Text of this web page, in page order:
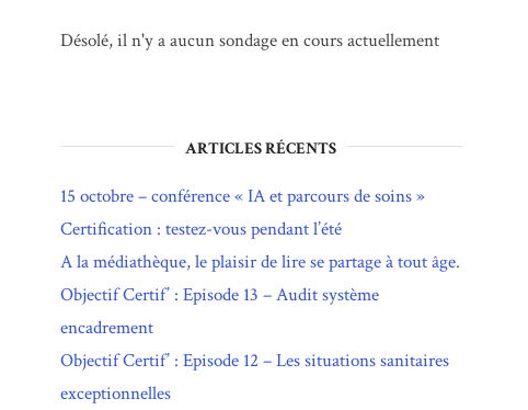
Désolé, il n'y a aucun sondage en cours actuellement
ARTICLES RÉCENTS
15 octobre – conférence « IA et parcours de soins »
Certification : testez-vous pendant l’été
A la médiathèque, le plaisir de lire se partage à tout âge.
Objectif Certif’ : Episode 13 – Audit système
encadrement
Objectif Certif’ : Episode 12 – Les situations sanitaires
exceptionnelles